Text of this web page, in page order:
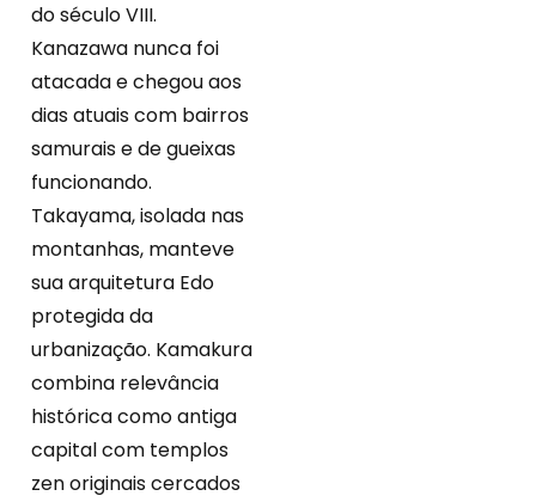
do século VIII.
Kanazawa nunca foi
atacada e chegou aos
dias atuais com bairros
samurais e de gueixas
funcionando.
Takayama, isolada nas
montanhas, manteve
sua arquitetura Edo
protegida da
urbanização. Kamakura
combina relevância
histórica como antiga
capital com templos
zen originais cercados